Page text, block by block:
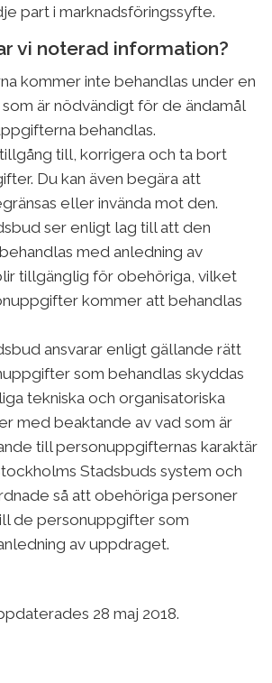
part i marknadsföringssyfte.
vi noterad information?
kommer inte behandlas under en
är nödvändigt för de ändamål
behandlas.
till, korrigera och ta bort
Du kan även begära att
eller invända mot den.
ser enligt lag till att den
med anledning av
tillgänglig för obehöriga, vilket
kommer att behandlas
ansvarar enligt gällande rätt
som behandlas skyddas
tekniska och organisatoriska
med beaktande av vad som är
till personuppgifternas karaktär
Stadsbuds system och
så att obehöriga personer
de personuppgifter som
av uppdraget.
28 maj 2018.